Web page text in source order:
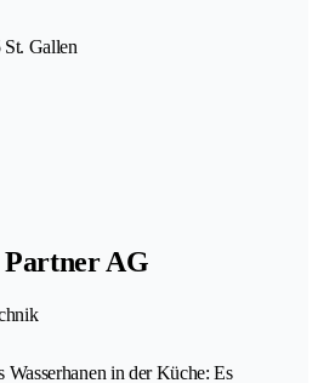
St. Gallen
Partner AG
Wasserhanen in der Küche: Es